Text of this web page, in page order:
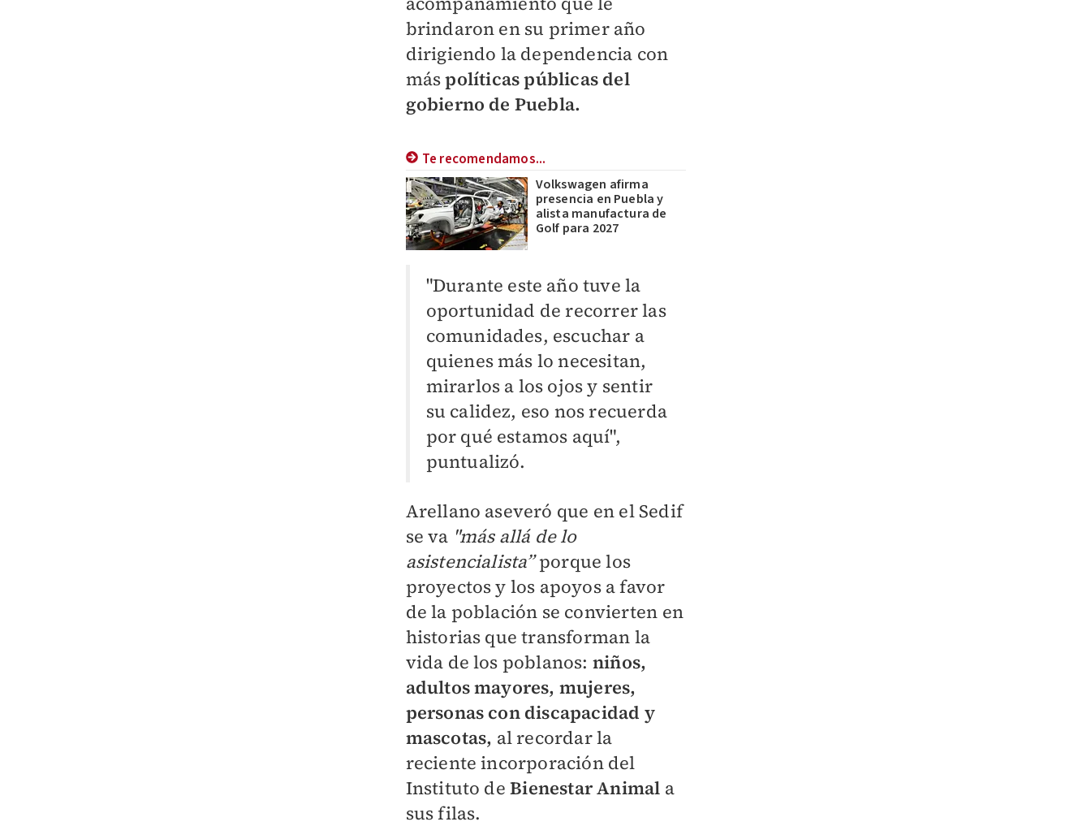
brindaron en su primer año
dirigiendo la dependencia con
máspolíticas públicas del
gobierno de Puebla.
Te recomendamos...
Volkswagen afirma
presencia en Puebla y
alista manufactura de
Golf para 2027
"Durante este año tuve la
oportunidad de recorrer las
comunidades, escuchar a
quienes más lo necesitan,
mirarlos a los ojos y sentir
su calidez, eso nos recuerda
por qué estamos aquí",
puntualizó.
Arellano aseveró que en el Sedif
se va "más allá de lo
asistencialista”porque los
proyectos y los apoyos a favor
de la población se convierten en
historias que transforman la
vida de los poblanos: niños,
adultos mayores, mujeres,
personas con discapacidad y
mascotas, al recordar la
reciente incorporación del
Instituto deBienestar Animal a
sus filas.